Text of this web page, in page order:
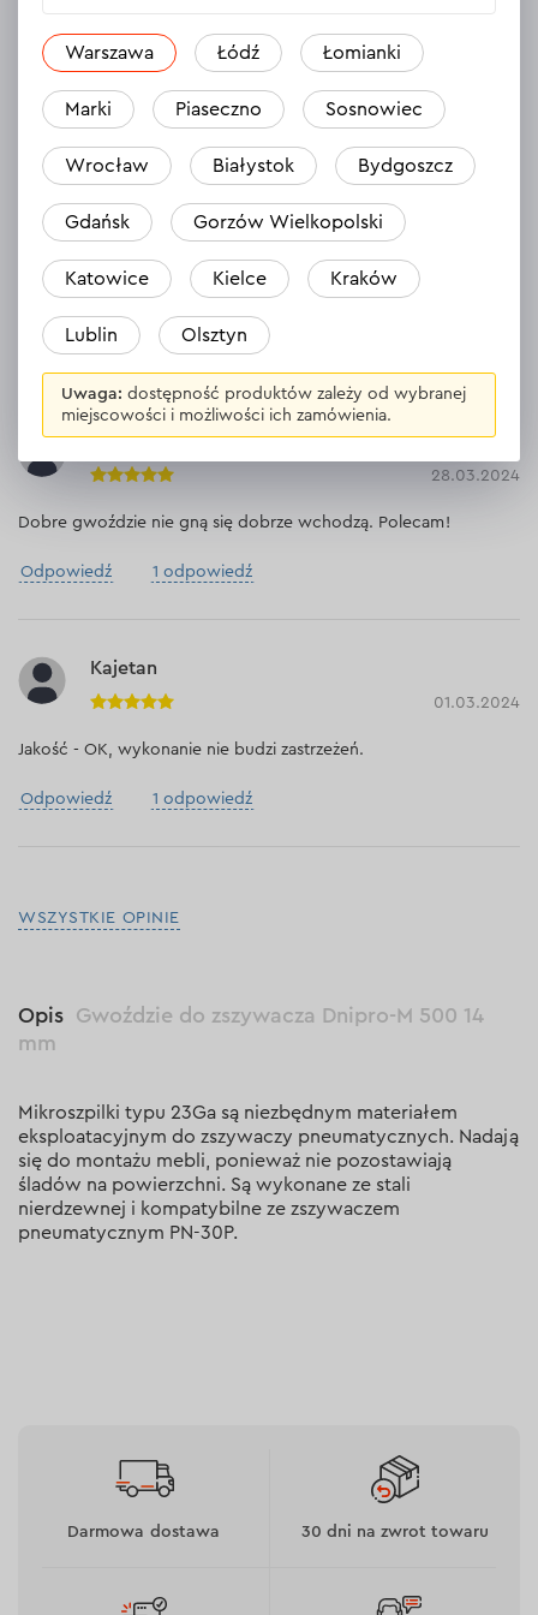
WYŚWIETL DANE TECHNICZNE
Zostaw opinię
Opinie 3
Janusz
Dobra jakość. Nie klinują się w urządzeniu.
Odpowiedź 1 odpowiedź
Józef
28.03.2024
Dobre gwoździe nie gną się dobrze wchodzą. Polecam!
Odpowiedź 1 odpowiedź
Kajetan
01.03.2024
Jakość - OK, wykonanie nie budzi zastrzeżeń.
Odpowiedź 1 odpowiedź
WSZYSTKIE OPINIE
Opis
Gwoździe do zszywacza Dnipro-M 500 14
mm
Mikroszpilki typu 23Ga są niezbędnym materiałem
eksploatacyjnym do zszywaczy pneumatycznych. Nadają
się do montażu mebli, ponieważ nie pozostawiają
śladów na powierzchni. Są wykonane ze stali
nierdzewnej i kompatybilne ze zszywaczem
pneumatycznym PN-30P.
Darmowa dostawa 30 dni na zwrot towaru
Warszawa Łódź Łomianki
Marki Piaseczno Sosnowiec
Wrocław Białystok Bydgoszcz
Gdańsk Gorzów Wielkopolski
Katowice Kielce Kraków
Lublin Olsztyn
Uwaga: dostępność produktów zależy od wybranej
miejscowości i możliwości ich zamówienia.